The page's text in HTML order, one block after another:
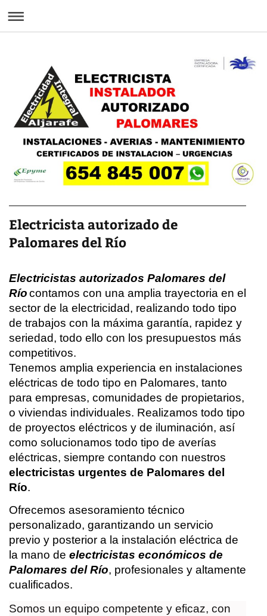
Electricista autorizado de
Palomares del Río
Electricistas autorizados Palomares del
Ríocontamos con una amplia trayectoria en el
sector de la electricidad, realizando todo tipo
de trabajos con la máxima garantía, rapidez y
seriedad, todo ello con los presupuestos más
competitivos.
Tenemos amplia experiencia en instalaciones
eléctricas de todo tipo en Palomares, tanto
para empresas, comunidades de propietarios,
o viviendas individuales. Realizamos todo tipo
de proyectos eléctricos y de iluminación, así
como solucionamos todo tipo de averías
eléctricas, siempre contando con nuestros
electricistas urgentes de Palomares del
Río.
Ofrecemos asesoramiento técnico
personalizado, garantizando un servicio
previo y posterior a la instalación eléctrica de
la mano de electricistas económicos de
Palomares del Río, profesionales y altamente
cualificados.
Somos un equipo competente y eficaz, con